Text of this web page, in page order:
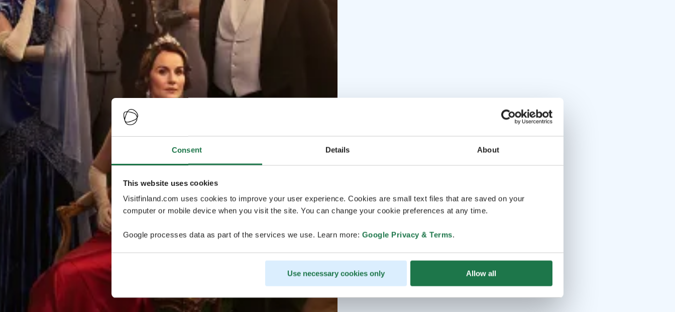
Consent Details About
This website uses cookies
Visitfinland.com uses cookies to improve your user experience. Cookies are small text files that are saved on your
computer or mobile device when you visit the site. You can change your cookie preferences at any time.
Google processes data as part of the services we use. Learn more: Google Privacy & Terms.
Use necessary cookies only Allow all